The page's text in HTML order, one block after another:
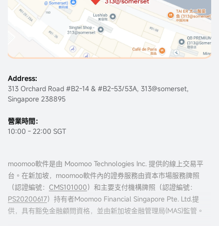
Address:
313 Orchard Road #B2-14 & #B2-53/53A, 313@somerset,
Singapore 238895
營業時間：
10:00 - 22:00 SGT
moomoo軟件是由 Moomoo Technologies Inc. 提供的線上交易平
台。在新加坡，moomoo軟件內的證券服務由資本市場服務牌照
（認證編號： CMS101000）和主要支付機構牌照（認證編號：
PS20200617）持有者Moomoo Financial Singapore Pte. Ltd.提
供，具有豁免金融顧問資格，並由新加坡金融管理局(MAS)監管。